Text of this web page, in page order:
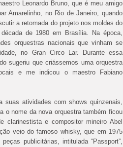
Leonardo Bruno, que é meu amigo
Amarelinho, no Rio de Janeiro, quando
a retomada do projeto nos moldes do
de 1980 em Brasília. Na época,
orquestras nacionais que vinham se
no Gran Circo Lar. Durante essa
sugeriu que criássemos uma orquestra
e me indicou o maestro Fabiano
suas atividades com shows quinzenais,
o nome da nova orquestra também ficou
clarinestista e compositor mineiro Abel
veio do famoso whisky, que em 1975
publicitárias, intitulada “Passport”,